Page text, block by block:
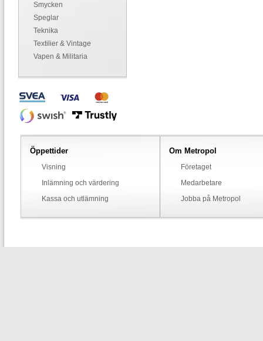
Smycken
Speglar
Teknika
Textilier & Vintage
Vapen & Militaria
Öppettider
Visning
Inlämning och värdering
Kassa och utlämning
Om Metropol
Företaget
Medarbetare
Jobba på Metropol